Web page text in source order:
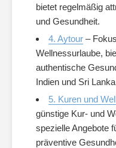
bietet regelmäßig
und Gesundheit.
4. Aytour –
Wellnessurlaube,
authentische
Indien und Sri
5. Kuren und
günstige Kur- und
spezielle Angebote
präventive